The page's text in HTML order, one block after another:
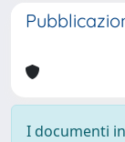
I documenti